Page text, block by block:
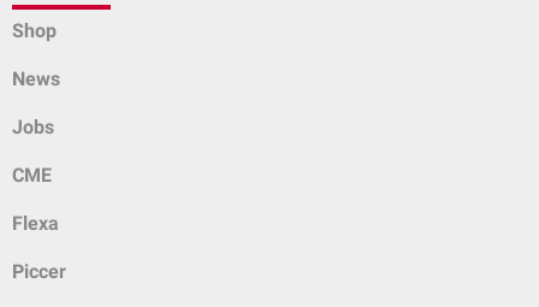
Shop
News
Jobs
CME
Flexa
Piccer